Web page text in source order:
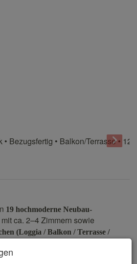
19 hochmoderne Neubau-
mit ca. 2–4 Zimmern sowie
(Loggia / Balkon / Terrasse /
ART-TECHNIK: